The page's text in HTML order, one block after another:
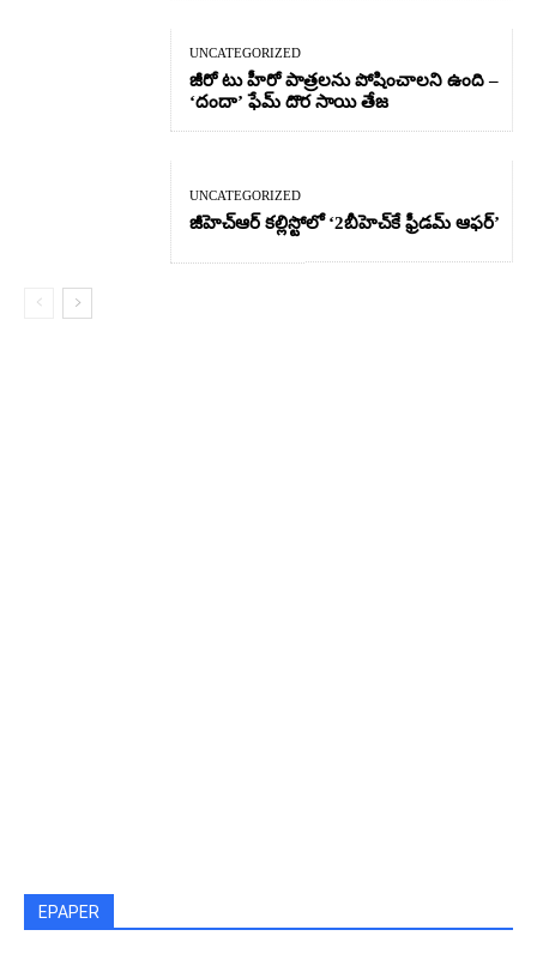
UNCATEGORIZED
జీరో టు హీరో పాత్రలను పోషించాలని ఉంది –
‘దందా’ ఫేమ్ దొర సాయి తేజ
UNCATEGORIZED
జీహెచ్ఆర్‌ కల్లిస్టోలో ‘2బీహెచ్‌కే ఫ్రీడమ్ ఆఫర్’
EPAPER